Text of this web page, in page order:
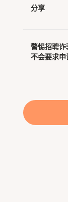
分享
警惕招聘诈
不会要求申